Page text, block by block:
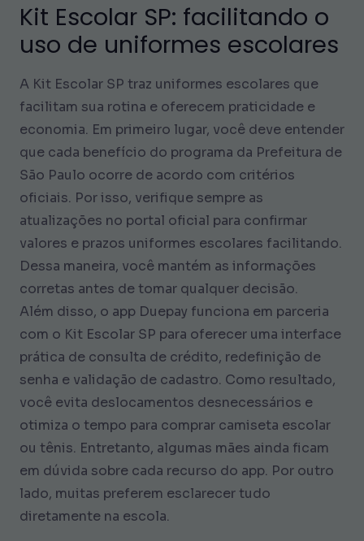
Kit Escolar SP: facilitando o
uso de uniformes escolares
A Kit Escolar SP traz uniformes escolares que
facilitam sua rotina e oferecem praticidade e
economia. Em primeiro lugar, você deve entender
que cada benefício do programa da Prefeitura de
São Paulo ocorre de acordo com critérios
oficiais. Por isso, verifique sempre as
atualizações no portal oficial para confirmar
valores e prazos uniformes escolares facilitando.
Dessa maneira, você mantém as informações
corretas antes de tomar qualquer decisão.
Além disso, o app Duepay funciona em parceria
com o Kit Escolar SP para oferecer uma interface
prática de consulta de crédito, redefinição de
senha e validação de cadastro. Como resultado,
você evita deslocamentos desnecessários e
otimiza o tempo para comprar camiseta escolar
ou tênis. Entretanto, algumas mães ainda ficam
em dúvida sobre cada recurso do app. Por outro
lado, muitas preferem esclarecer tudo
diretamente na escola.